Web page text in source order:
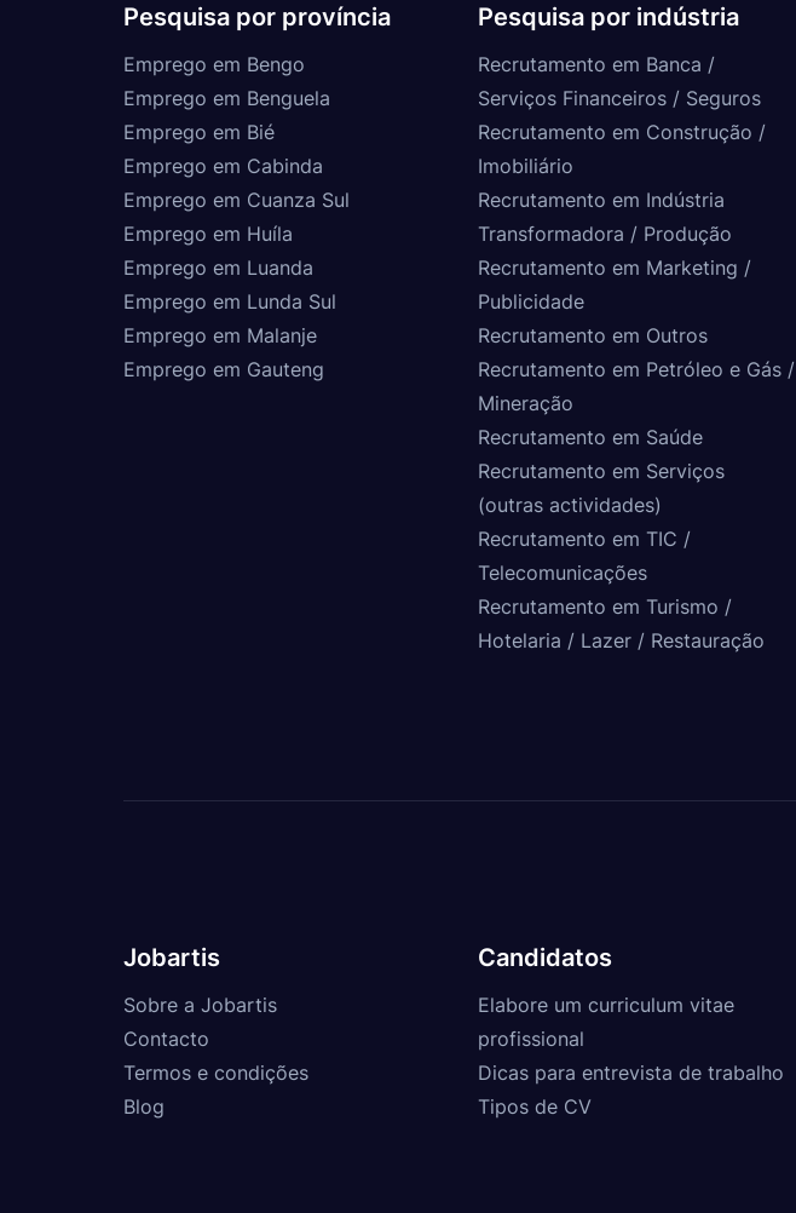
Pesquisa por província
Emprego em Bengo
Emprego em Benguela
Emprego em Bié
Emprego em Cabinda
Emprego em Cuanza Sul
Emprego em Huíla
Emprego em Luanda
Emprego em Lunda Sul
Emprego em Malanje
Emprego em Gauteng
Pesquisa por indústria
Recrutamento em Banca /
Serviços Financeiros / Seguros
Recrutamento em Construção /
Imobiliário
Recrutamento em Indústria
Transformadora / Produção
Recrutamento em Marketing /
Publicidade
Recrutamento em Outros
Recrutamento em Petróleo e Gás /
Mineração
Recrutamento em Saúde
Recrutamento em Serviços
(outras actividades)
Recrutamento em TIC /
Telecomunicações
Recrutamento em Turismo /
Hotelaria / Lazer / Restauração
Jobartis
Sobre a Jobartis
Contacto
Termos e condições
Blog
Candidatos
Elabore um curriculum vitae
profissional
Dicas para entrevista de trabalho
Tipos de CV